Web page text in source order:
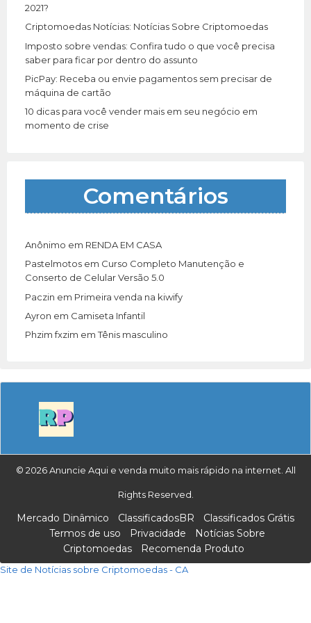
:
2021?
Criptomoedas Notícias: Notícias Sobre Criptomoedas
Imposto sobre vendas: Confira tudo o que você precisa
saber para ficar por dentro do assunto
PicPay: Receba ou envie pagamentos sem precisar de
máquina de cartão
10 dicas para você vender mais em seu negócio em
momento de crise
Comentários
Anônimo em RENDA EM CASA
Pastelmotos em Curso Completo Manutenção e
Conserto de Celular Versão 5.0
Paczin em Primeira venda na kiwify
Ayron em Camiseta Infantil
Phzim fxzim emTênis masculino
© 2026 Anuncie Aqui e venda muito mais rápido na internet. All
Rights Reserved.
Mercado Dinâmico ClassificadosBR
Classificados Grátis
Termos de uso
Privacidade
Notícias Sobre
Criptomoedas
Recomenda Produto
Site de Notícias sobre Criptomoedas - CA